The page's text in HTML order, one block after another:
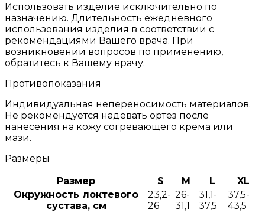
Использовать изделие исключительно по
назначению. Длительность ежедневного
использования изделия в соответствии с
рекомендациями Вашего врача. При
возникновении вопросов по применению,
обратитесь к Вашему врачу.
Противопоказания
Индивидуальная непереносимость материалов.
Не рекомендуется надевать ортез после
нанесения на кожу согревающего крема или
мази.
Размеры
Размер
S M L
XL
Окружность локтевого
сустава, см
23,2-
26
26-
31,1
31,1-
37,5
37,5-
43,5